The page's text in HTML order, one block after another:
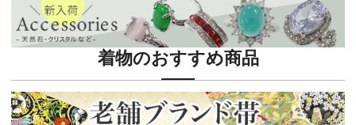
着物のおすすめ商品